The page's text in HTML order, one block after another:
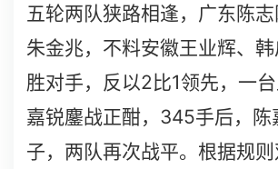
五轮两队狭路相逢，广东陈
朱金兆，不料安徽王业辉、
胜对手，反以2 比1领先，一
嘉锐鏖战正酣， 345手后，陈
子，两队再次战平。根据规